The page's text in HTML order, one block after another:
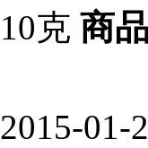
10克 商
2015-01-